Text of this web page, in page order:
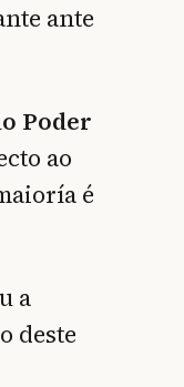
ante
Poder
ao
é
a
deste